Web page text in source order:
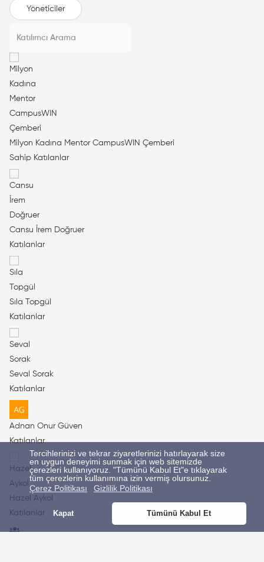
Tercihlerinizi ve tekrar ziyaretlerinizi hatırlayarak size
en uygun deneyimi sunmak için web sitemizde
çerezleri kullanıyoruz. "Tümünü Kabul Et"e tıklayarak
tüm çerezlerin kullanımına izin vermiş olursunuz.
Çerez Politikası
Gizlilik Politikası
Kapat Tümünü Kabul Et
Yöneticiler
Milyon Kadına Mentor CampusWIN Çemberi
Sahip Katılanlar
Cansu İrem Doğruer
Katılanlar
Sıla Topgül
Katılanlar
Seval Sorak
Katılanlar
Adnan Onur Güven
Katılanlar
Hazel Aykol
Katılanlar